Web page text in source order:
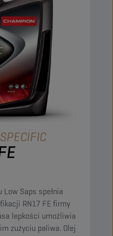
Saps spełnia
RN17 FE firmy
lepkości umożliwia
zużyciu paliwa. Olej